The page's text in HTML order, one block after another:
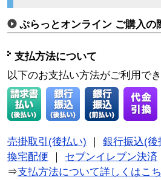
ぷらっとオンライン ご購入の
支払方法について
以下のお支払い方法がご利用で
売掛取引(後払い)
銀行振込(後
換宅配便
セブンイレブン決済
⇒支払方法について詳しくはこ